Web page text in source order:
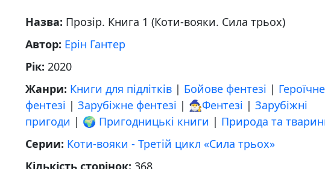
Назва: Прозір. Книга 1 (Коти-вояки. Сила трьох)
Автор: Ерін Гантер
Рік: 2020
Жанри: Книги для підлітків | Бойове фентезі | Героїчне
фентезі | Зарубіжне фентезі | 🧙‍♂️Фентезі | Зарубіжні
пригоди | 🌍 Пригодницькі книги | Природа та
Серии: Коти-вояки - Третій цикл «Сила трьох»
Кількість сторінок: 368